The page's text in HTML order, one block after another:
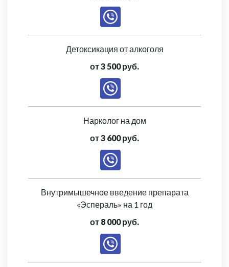
Детоксикация от алкоголя
от 3 500 руб.
Нарколог на дом
от 3 600 руб.
Внутримышечное введение препарата
«Эспераль» на 1 год
от 8 000 руб.